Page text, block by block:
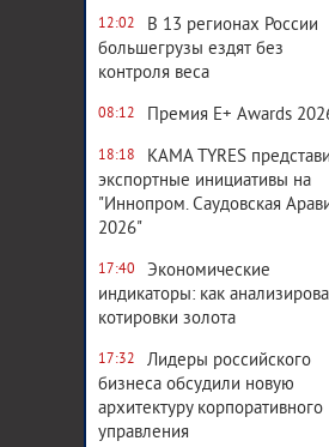
12:02
В 13 регионах России
большегрузы ездят без
контроля веса
08:12 Премия E+ Awards
18:18
KAMA TYRES
экспортные инициативы на
"Иннопром. Саудовская
2026"
17:40
Экономические
индикаторы: как
котировки золота
17:32
Лидеры российского
бизнеса обсудили новую
архитектуру корпоративного
управления